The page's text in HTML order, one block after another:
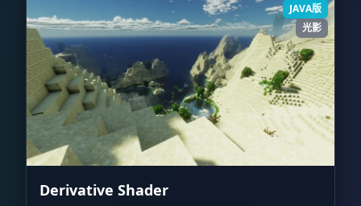
JAVA版
光影
Derivative Shader